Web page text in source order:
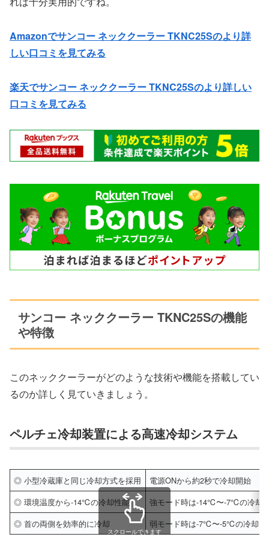
Amazonでサンコー ネッククーラー TKNC25Sのより詳
しい口コミを見てみる
楽天でサンコー ネッククーラー TKNC25Sのより詳しい
口コミを見てみる
サンコー ネッククーラー TKNC25Sの機能
や特徴
このネッククーラーがどのような技術や機能を搭載してい
るのか詳しく見ていきましょう。
ペルチェ冷却装置による高速冷却システム
◎ 小型冷蔵庫と同じ冷却方式を採用
電源ONから約2秒で冷却開始
◎ 環境温度から-14℃の冷却性能
強モード時は-14℃〜-7℃の冷却
◎ 首の両側を効率的に冷却
弱モード時は-7℃〜-5℃の冷却
スクロールできます